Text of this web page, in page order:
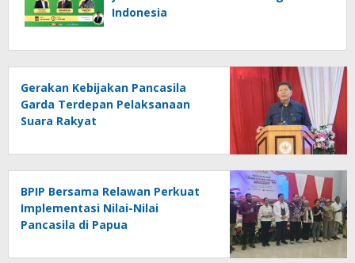
Indonesia
Gerakan Kebijakan Pancasila
Garda Terdepan Pelaksanaan
Suara Rakyat
BPIP Bersama Relawan Perkuat
Implementasi Nilai-Nilai
Pancasila di Papua